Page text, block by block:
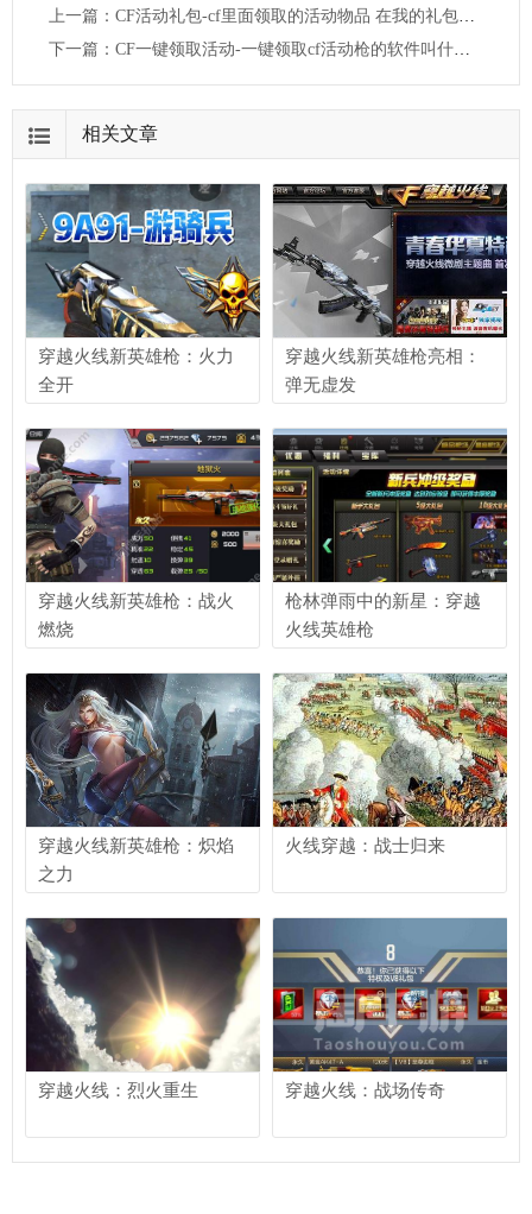
上一篇： CF活动礼包-cf里面领取的活动物品 在我的礼包里怎么找不到？
下一篇： CF一键领取活动-一键领取cf活动枪的软件叫什么名？
相关文章
穿越火线新英雄枪：火力
全开
穿越火线新英雄枪亮相：
弹无虚发
穿越火线新英雄枪：战火
燃烧
枪林弹雨中的新星：穿越
火线英雄枪
穿越火线新英雄枪：炽焰
之力
火线穿越：战士归来
穿越火线：烈火重生 穿越火线：战场传奇